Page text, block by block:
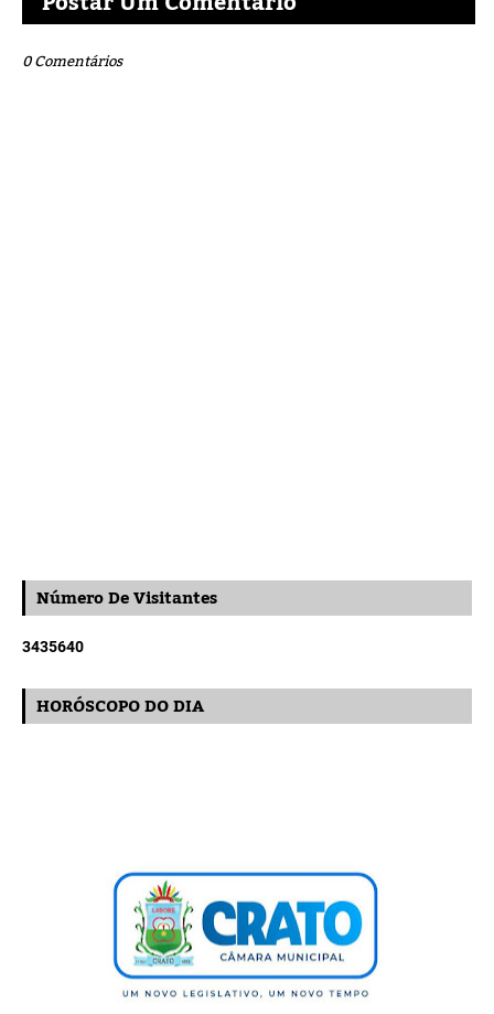
0 Comentários
Número De Visitantes
3435640
HORÓSCOPO DO DIA